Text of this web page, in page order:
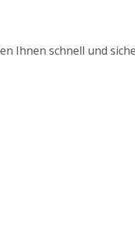
Ihnen schnell und